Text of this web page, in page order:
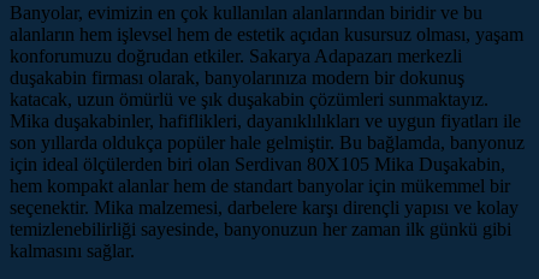
Banyolar, evimizin en çok kullanılan alanlarından biridir ve bu
alanların hem işlevsel hem de estetik açıdan kusursuz olması, yaşam
konforumuzu doğrudan etkiler. Sakarya Adapazarı merkezli
duşakabin firması olarak, banyolarınıza modern bir dokunuş
katacak, uzun ömürlü ve şık duşakabin çözümleri sunmaktayız.
Mika duşakabinler, hafiflikleri, dayanıklılıkları ve uygun fiyatları ile
son yıllarda oldukça popüler hale gelmiştir. Bu bağlamda, banyonuz
için ideal ölçülerden biri olan Serdivan 80X105 Mika Duşakabin,
hem kompakt alanlar hem de standart banyolar için mükemmel bir
seçenektir. Mika malzemesi, darbelere karşı dirençli yapısı ve kolay
temizlenebilirliği sayesinde, banyonuzun her zaman ilk günkü gibi
kalmasını sağlar.